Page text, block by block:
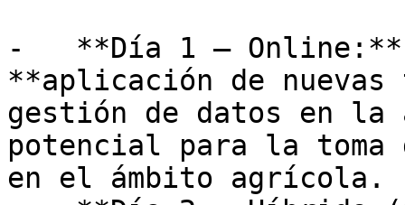
-   **Día 1 — Online:**
**aplicación de
gestión de datos en la
potencial para la toma
en el ámbito agrícola.